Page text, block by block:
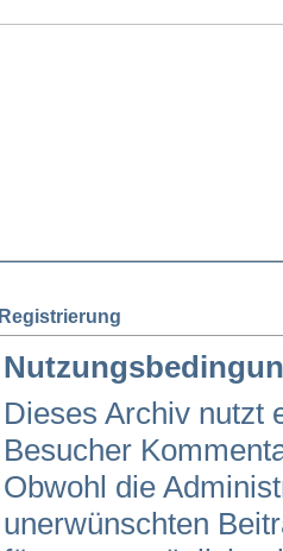
Registrierung
Dieses Archiv nutzt
Besucher
Obwohl die
unerwünschten